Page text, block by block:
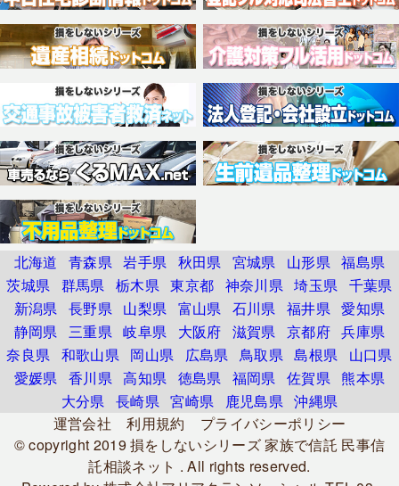
北海道 青森県 岩手県 秋田県 宮城県 山形県 福島県
茨城県 群馬県 栃木県 東京都 神奈川県 埼玉県 千葉県
新潟県 長野県 山梨県 富山県 石川県 福井県 愛知県
静岡県 三重県 岐阜県 大阪府 滋賀県 京都府 兵庫県
奈良県 和歌山県 岡山県 広島県 鳥取県 島根県
山口県
愛媛県 香川県 高知県 徳島県 福岡県 佐賀県 熊本県
大分県 長崎県 宮崎県 鹿児島県 沖縄県
運営会社
利用規約
プライバシーポリシー
© copyright 2019損をしないシリーズ 家族で信託 民事信
託相談ネット . All rights reserved.